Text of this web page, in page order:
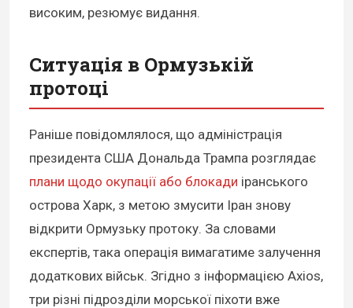
високим, резюмує видання.
Ситуація в Ормузькій
протоці
Раніше повідомлялося, що адміністрація
президента США Дональда Трампа розглядає
плани щодо окупації або блокади іранського
острова Харк, з метою змусити Іран знову
відкрити Ормузьку протоку. За словами
експертів, така операція вимагатиме залучення
додаткових військ. Згідно з інформацією Axios,
три різні підрозділи морської піхоти вже